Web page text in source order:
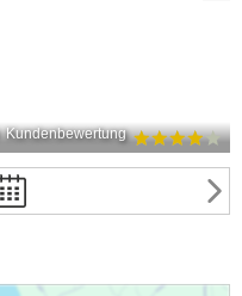
Kundenbewertung